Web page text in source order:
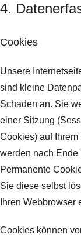
4.
Cookies
Unsere
sind kleine
Schaden an. Sie
einer Sitzung
Cookies) auf
werden nach Ende
Permanente
Sie diese selbst
Ihren Webbrowser
Cookies können